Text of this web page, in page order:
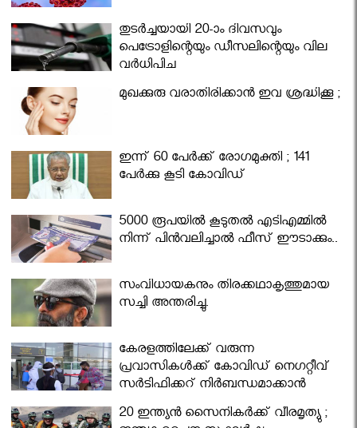
തുടർച്ചയായി 20-ാം ദിവസവും
പെട്രോളിന്റെയും ഡീസലിന്റെയും വില
വര്‍ധിപ്പിച്ചു
മുഖക്കുരു വരാതിരിക്കാന്‍ ഇവ ശ്രദ്ധിക്കൂ ;
ഇന്ന് 60 പേർക്ക് രോഗമുക്തി ; 141
പേര്‍ക്കു കൂടി കോവിഡ്
5000 രൂപയിൽ കൂടുതൽ എടിഎമ്മിൽ
നിന്ന് പിൻവലിച്ചാൽ ഫീസ് ഈടാക്കും..
സംവിധായകനും തിരക്കഥാകൃത്തുമായ
സച്ചി അന്തരിച്ചു.
കേരളത്തിലേക്ക് വരുന്ന
പ്രവാസികള്‍ക്ക് കോവിഡ് നെഗറ്റീവ്
സര്‍ട്ടിഫിക്കറ്റ് നിർബന്ധമാക്കാൻ
മന്ത്രിസഭ
20 ഇന്ത്യൻ സൈനികർക്ക് വീരമൃത്യു ;